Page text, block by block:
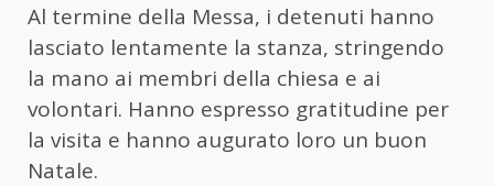
Al termine della Messa, i detenuti hanno
lasciato lentamente la stanza, stringendo
la mano ai membri della chiesa e ai
volontari. Hanno espresso gratitudine per
la visita e hanno augurato loro un buon
Natale.